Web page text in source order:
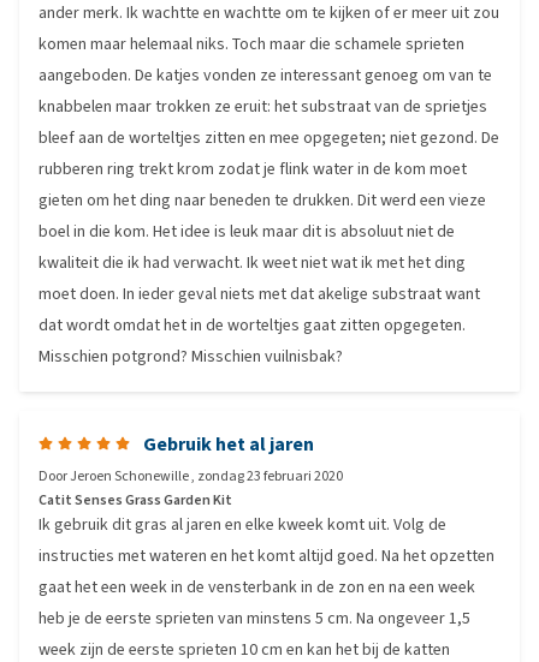
ander merk. Ik wachtte en wachtte om te kijken of er meer uit zou
komen maar helemaal niks. Toch maar die schamele sprieten
aangeboden. De katjes vonden ze interessant genoeg om van te
knabbelen maar trokken ze eruit: het substraat van de sprietjes
bleef aan de worteltjes zitten en mee opgegeten; niet gezond. De
rubberen ring trekt krom zodat je flink water in de kom moet
gieten om het ding naar beneden te drukken. Dit werd een vieze
boel in die kom. Het idee is leuk maar dit is absoluut niet de
kwaliteit die ik had verwacht. Ik weet niet wat ik met het ding
moet doen. In ieder geval niets met dat akelige substraat want
dat wordt omdat het in de worteltjes gaat zitten opgegeten.
Misschien potgrond? Misschien vuilnisbak?
Gebruik het al jaren
DoorJeroen Schonewille, zondag 23 februari 2020
Catit Senses Grass Garden Kit
Ik gebruik dit gras al jaren en elke kweek komt uit. Volg de
instructies met wateren en het komt altijd goed. Na het opzetten
gaat het een week in de vensterbank in de zon en na een week
heb je de eerste sprieten van minstens 5 cm. Na ongeveer 1,5
week zijn de eerste sprieten 10 cm en kan het bij de katten